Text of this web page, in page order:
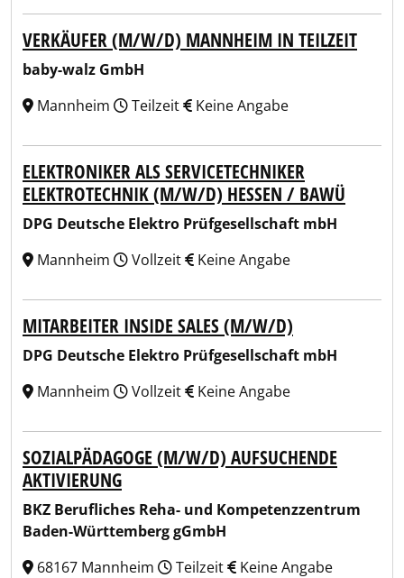
VERKÄUFER (M/W/D) MANNHEIM IN TEILZEIT
baby-walz GmbH
Mannheim
Teilzeit Keine Angabe
ELEKTRONIKER ALS SERVICETECHNIKER
ELEKTROTECHNIK (M/W/D) HESSEN / BAWÜ
DPG Deutsche Elektro Prüfgesellschaft mbH
Mannheim
Vollzeit Keine Angabe
MITARBEITER INSIDE SALES (M/W/D)
DPG Deutsche Elektro Prüfgesellschaft mbH
Mannheim
Vollzeit Keine Angabe
SOZIALPÄDAGOGE (M/W/D) AUFSUCHENDE
AKTIVIERUNG
BKZ Berufliches Reha- und Kompetenzzentrum
Baden-Württemberg gGmbH
68167 Mannheim
Teilzeit Keine Angabe